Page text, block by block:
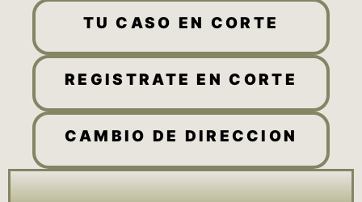
TU CASO EN CORTE
REGISTRATE EN CORTE
CAMBIO DE DIRECCION